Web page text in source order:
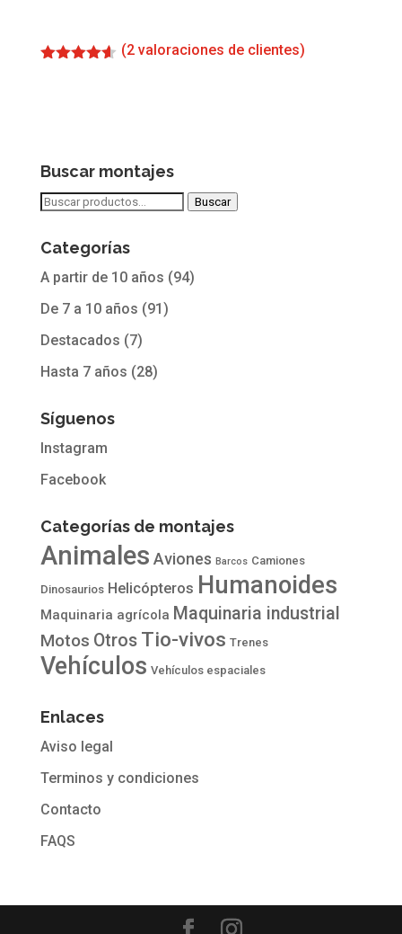
(2 valoraciones de clientes)
Buscar montajes
Buscar
Buscar
Categorías
A partir de 10 años (94)
De 7 a 10 años (91)
Destacados (7)
Hasta 7 años (28)
Síguenos
Instagram
Facebook
Categorías de montajes
Animales Aviones Barcos Camiones
Dinosaurios Helicópteros Humanoides
Maquinaria agrícola Maquinaria industrial
Motos Otros Tio-vivos Trenes
Vehículos Vehículos espaciales
Enlaces
Aviso legal
Terminos y condiciones
Contacto
FAQS